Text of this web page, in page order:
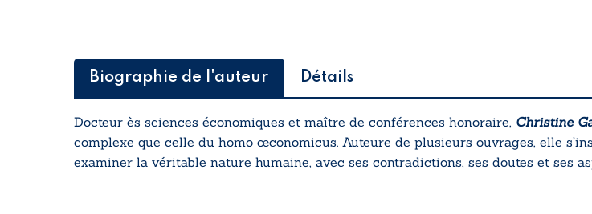
Biographie de l'auteur Détails
Docteur ès sciences économiques et maître de conférences honoraire, Christine
complexe que celle du homo œconomicus. Auteure de plusieurs ouvrages, elle
examiner la véritable nature humaine, avec ses contradictions, ses doutes et ses